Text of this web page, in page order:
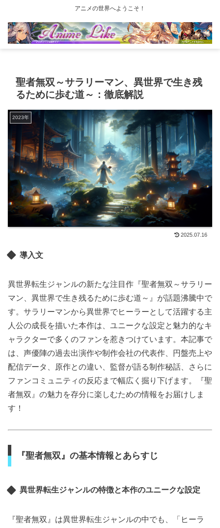
アニメの世界へようこそ！
聖者無双～サラリーマン、異世界で生き残
るために歩む道～：徹底解説
2023年
2025.07.16
導入文
異世界転生ジャンルの新たな注目作『聖者無双～サラリー
マン、異世界で生き残るために歩む道～』が話題沸騰中で
す。サラリーマンから異世界でヒーラーとして活躍する主
人公の成長を描いた本作は、ユニークな設定と魅力的なキ
ャラクターで多くのファンを惹きつけています。本記事で
は、声優陣の過去出演作や制作会社の代表作、円盤売上や
配信データ、原作との違い、監督が語る制作秘話、さらに
ファンコミュニティの反応まで幅広く掘り下げます。『聖
者無双』の魅力を存分に楽しむための情報をお届けしま
す！
『聖者無双』の基本情報とあらすじ
異世界転生ジャンルの特徴と本作のユニークな設定
『聖者無双』は異世界転生ジャンルの中でも、「ヒーラ